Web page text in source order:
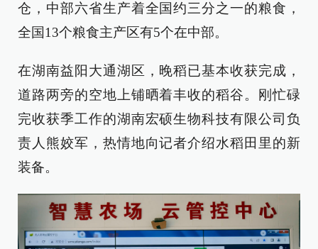
仓，中部六省生产着全国约三分之一的粮食，
全国13个粮食主产区有5个在中部。
在湖南益阳大通湖区，晚稻已基本收获完成，
道路两旁的空地上铺晒着丰收的稻谷。刚忙碌
完收获季工作的湖南宏硕生物科技有限公司负
责人熊姣军，热情地向记者介绍水稻田里的新
装备。